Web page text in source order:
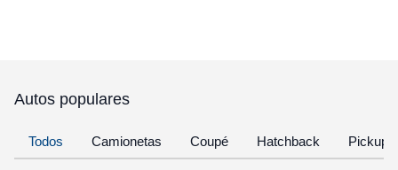
Autos populares
Todos Camionetas Coupé Hatchback Pickup